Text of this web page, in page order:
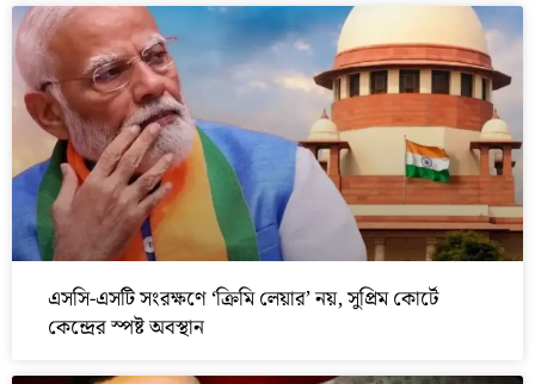
এসসি-এসটি সংরক্ষণে ‘ক্রিমি লেয়ার’ নয়, সুপ্রিম কোর্টে
কেন্দ্রের স্পষ্ট অবস্থান